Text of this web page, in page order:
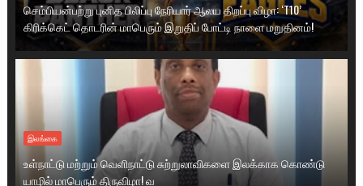
செம்பியன்பற்று புனித பிலிப்பு நேரியார் ஆலய திறப்பு விழா: ‘T10’
கிரிக்கெட் தொடரின் மாபெரும் இறுதிப் போட்டி நாளை மறுதினம்!
இலங்கை
உள்நாட்டு மற்றும் வெளிநாட்டு சுற்றுலாவிகளை இலக்காக கொண்டு
யாழில் மாபெரும் திருவிழா! வ